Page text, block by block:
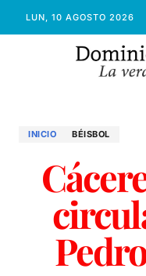
LUN, 10 AGOSTO 2026
INICIO BÉISBOL